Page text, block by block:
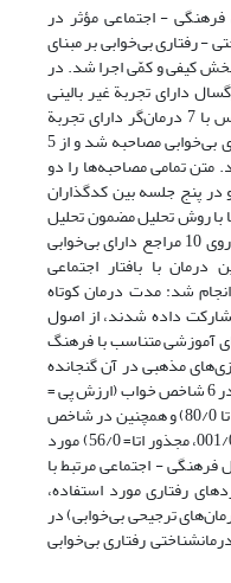
- اجتماعی مؤثر در
- رفتاری بی‌خوابی بر مبنای
کیفی و کمّی اجرا شد. در
بزرگ­سال دارای تجربة غیر بالینی
بی‌خوابی مصاحبة کیفی به­عمل آمد. سپس با 7 درمان‌گر دارای تجربة
اجرای درمان استاندارد شناختی - رفتاری بی‌خوابی مصاحبه شد و از 5
متن تمامی مصاحبه‌ها را دو
پنج جلسه بین کدگذاران
با روش تحلیل مضمون تحلیل
شد و در بخش کمّی درمان انطباق‌یافته روی 10 مراجع دارای بی‌خوابی
با بافتار اجتماعی
شد: مدت درمان کوتاه
داده شدند، از اصول
آموزشی متناسب با فرهنگ
مذهبی در آن گنجانده
شد. در بخش کمّی، اثربخشی این درمان در 6 شاخص خواب (ارزش پی =
کوچک‌تر از 001/0، مجذور اتا = بین 50/0 تا 80/0) و همچنین در شاخص
شدت بی‌خوابی (ارزش پی = کوچک‌تر از 001/0، مجذور اتا= 56/0) مورد
فرهنگی - اجتماعی مرتبط با
رفتاری مورد استفاده،
ترجیحی بی‌خوابی) در
رفتاری بی‌خوابی